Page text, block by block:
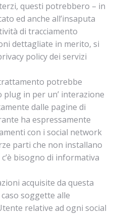
questi potrebbero – in
ed anche all’insaputa
di tracciamento
dettagliate in merito, si
policy dei servizi
potrebbe
in per un’ interazione
dalle pagine di
ha espressamente
con i social network
parti che non installano
bisogno di informativa
acquisite da questa
soggette alle
relative ad ogni social